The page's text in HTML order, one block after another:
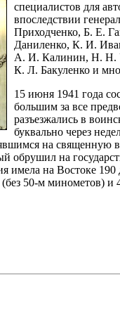
специалистов для
впоследствии
Приходченко, Б. Е.
Даниленко, К. И.
А. И. Калинин, Н. Н.
К. Л. Бакуленко и
15 июня 1941 года
большим за все
разъезжались в
буквально через
на священную
обрушил на
имела на Востоке
50-м минометов) и